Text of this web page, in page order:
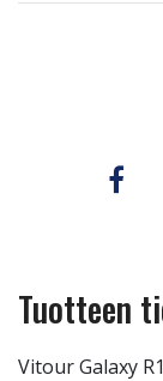
Tuotteen
Vitour Galaxy